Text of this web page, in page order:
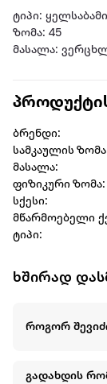
ტიპი: ყელსაბამი
ზომა: 45
მასალა:
ბრენდი:
სამკაულის
მასალა:
ფიზიკური ზომა:
სქესი:
მწარმოებელი
ტიპი:
ხშირად
როგორ
გადახდის